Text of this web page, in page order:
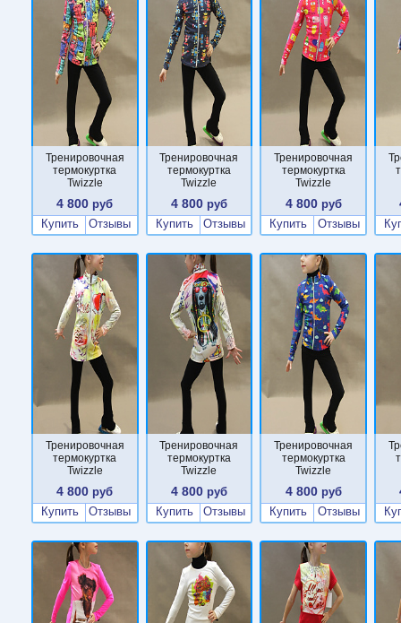
Тренировочная
термокуртка
Twizzle
4 800 руб
Купить
Отзывы
Тренировочная
термокуртка
Twizzle
4 800 руб
Купить
Отзывы
Тренировочная
термокуртка
Twizzle
4 800руб
Купить
Отзывы
Тренировочная
термокуртка
Twizzle
4 800 руб
Купить
Отзывы
Тренировочная
термокуртка
Twizzle
4 800 руб
Купить
Отзывы
Тренировочная
термокуртка
Twizzle
4 800руб
Купить
Отзывы